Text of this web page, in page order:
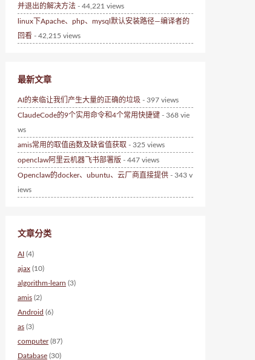
并退出的解决方法 - 44,221 views
linux下Apache、php、mysql默认安装路径—编译者的
回看 - 42,215 views
最新文章
AI的来临让我们产生大量的正确的垃圾 - 397 views
ClaudeCode的9个实用命令和4个常用快捷键 - 368 vie
ws
amis常用的取值函数及缺省值获取 - 325 views
openclaw阿里云机器飞书部署版 - 447 views
Openclaw的docker、ubuntu、云厂商直接提供 - 343 v
iews
文章分类
AI (4)
ajax (10)
algorithm-learn (3)
amis (2)
Android (6)
as (3)
computer(87)
Database (30)